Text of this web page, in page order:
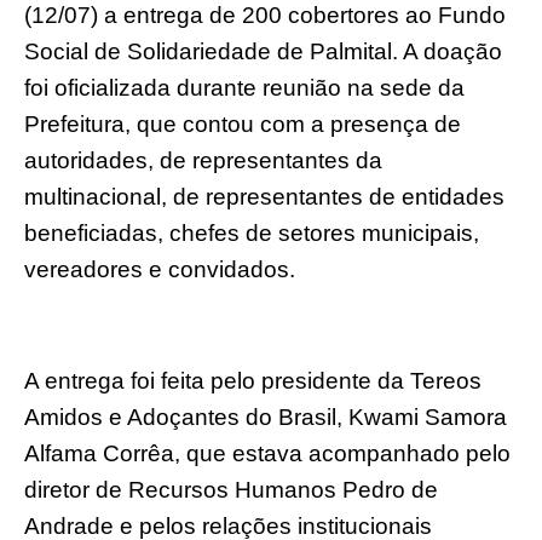
(12/07) a entrega de 200 cobertores ao Fundo
Social de Solidariedade de Palmital. A doação
foi oficializada durante reunião na sede da
Prefeitura, que contou com a presença de
autoridades, de representantes da
multinacional, de representantes de entidades
beneficiadas, chefes de setores municipais,
vereadores e convidados.
A entrega foi feita pelo presidente da Tereos
Amidos e Adoçantes do Brasil, Kwami Samora
Alfama Corrêa, que estava acompanhado pelo
diretor de Recursos Humanos Pedro de
Andrade e pelos relações institucionais